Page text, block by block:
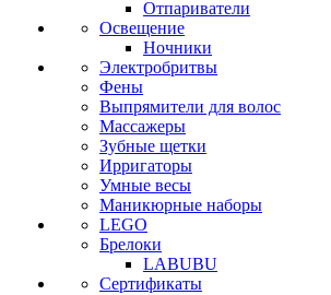
Отпариватели
Освещение
Ночники
Электробритвы
Фены
Выпрямители для волос
Массажеры
Зубные щетки
Ирригаторы
Умные весы
Маникюрные наборы
LEGO
Брелоки
LABUBU
Сертификаты